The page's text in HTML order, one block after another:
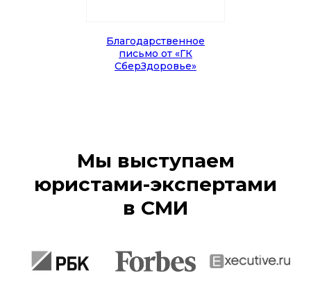
Благодарственное
письмо от «ГК
СберЗдоровье»
Мы выступаем
юристами-экспертами
в СМИ